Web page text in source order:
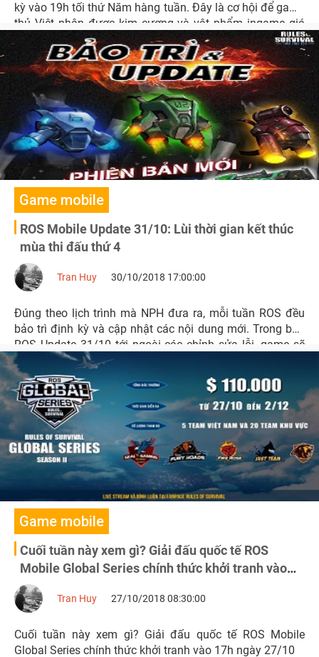
kỳ vào 19h tối thứ Năm hàng tuần. Đây là cơ hội để game
thủ Việt nhận được kim cương và vật phẩm ingame giá
trị. Đặc biệt thi đấu không cần đăng ký trước.
Game mobile
ROS Mobile Update 31/10: Lùi thời gian kết thúc
mùa thi đấu thứ 4
Tran Huy 30/10/2018 17:00:00
Đúng theo lịch trình mà NPH đưa ra, mỗi tuần ROS đều
bảo trì định kỳ và cập nhật các nội dung mới. Trong bản
ROS Update 31/10 tới ngoài các chỉnh sửa lỗi, game sẽ
có thêm chế độ chạy tự động và thông báo lùi thời gian
kết thúc giải đấu S4.
Game mobile
Cuối tuần này xem gì? Giải đấu quốc tế ROS
Mobile Global Series chính thức khởi tranh vào
17h ngày 27/10
Tran Huy 27/10/2018 08:30:00
Cuối tuần này xem gì? Giải đấu quốc tế ROS Mobile
Global Series chính thức khởi tranh vào 17h ngày 27/10